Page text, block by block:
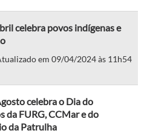
celebra povos indígenas e
em 09/04/2024 às 11h54
celebra o Dia do
da FURG, CCMar e do
da Patrulha